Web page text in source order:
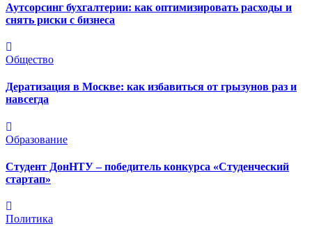
Аутсорсинг бухгалтерии: как оптимизировать расходы и
снять риски с бизнеса
Общество
Дератизация в Москве: как избавиться от грызунов раз и
навсегда
Образование
Студент ДонНТУ – победитель конкурса «Студенческий
стартап»
Политика